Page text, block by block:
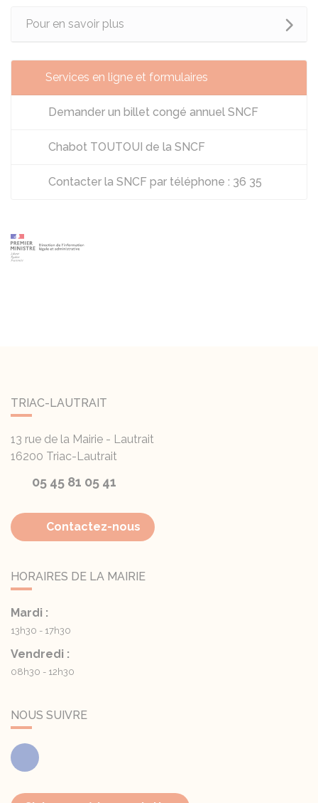
Pour en savoir plus
Services en ligne et formulaires
Demander un billet congé annuel SNCF
Chabot TOUTOUI de la SNCF
Contacter la SNCF par téléphone : 36 35
TRIAC-LAUTRAIT
13 rue de la Mairie - Lautrait
16200 Triac-Lautrait
05 45 81 05 41
Contactez-nous
HORAIRES DE LA MAIRIE
Mardi :
13h30 - 17h30
Vendredi :
08h30 - 12h30
NOUS SUIVRE
Facebook